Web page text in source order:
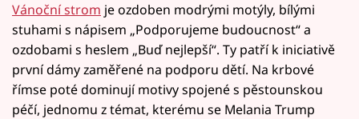
Vánoční strom je ozdoben modrými motýly, bílými
stuhami s nápisem „Podporujeme budoucnost“ a
ozdobami s heslem „Buď nejlepší“. Ty patří k iniciativě
první dámy zaměřené na podporu dětí. Na krbové
římse poté dominují motivy spojené s pěstounskou
péčí, jednomu z témat, kterému se Melania Trump